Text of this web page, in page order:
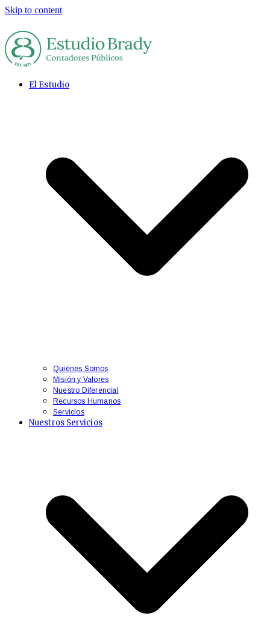
Skip to content
El Estudio
Quiénes Somos
Misión y Valores
Nuestro Diferencial
Recursos Humanos
Servicios
Nuestros Servicios